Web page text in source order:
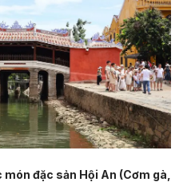
trong tour Đà Nẵng - Bà Nà
để tận hưởng một hành trình
và cảm xúc - nơi mỗi điểm đến
đồ trải nghiệm của bạn.
món đặc sản Hội An (Cơm gà,